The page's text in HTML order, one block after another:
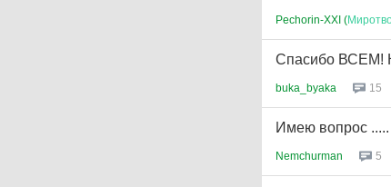
Pechorin-XXI (
Спасибо ВСЕМ!
buka_byaka 15
Имею вопрос .....
Nemchurman 5